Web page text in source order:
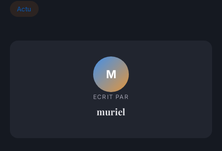
Actu
M
ECRIT PAR
muriel